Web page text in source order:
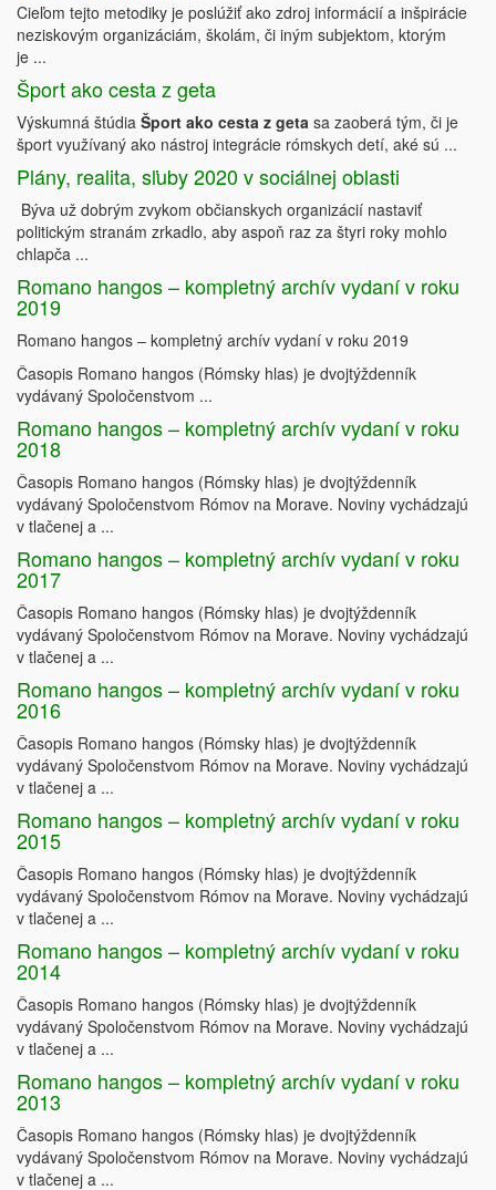
Cieľom tejto metodiky je poslúžiť ako zdroj informácií a inšpirácie
neziskovým organizáciám, školám, či iným subjektom, ktorým
je ...
Šport ako cesta z geta
Výskumná štúdia Šport ako cesta z geta sa zaoberá tým, či je
šport využívaný ako nástroj integrácie rómskych detí, aké sú ...
Plány, realita, sľuby 2020 v sociálnej oblasti
Býva už dobrým zvykom občianskych organizácií nastaviť
politickým stranám zrkadlo, aby aspoň raz za štyri roky mohlo
chlapča ...
Romano hangos – kompletný archív vydaní v roku
2019
Romano hangos – kompletný archív vydaní v roku 2019
Časopis Romano hangos (Rómsky hlas) je dvojtýždenník
vydávaný Spoločenstvom ...
Romano hangos – kompletný archív vydaní v roku
2018
Časopis Romano hangos (Rómsky hlas) je dvojtýždenník
vydávaný Spoločenstvom Rómov na Morave. Noviny vychádzajú
v tlačenej a ...
Romano hangos – kompletný archív vydaní v roku
2017
Časopis Romano hangos (Rómsky hlas) je dvojtýždenník
vydávaný Spoločenstvom Rómov na Morave. Noviny vychádzajú
v tlačenej a ...
Romano hangos – kompletný archív vydaní v roku
2016
Časopis Romano hangos (Rómsky hlas) je dvojtýždenník
vydávaný Spoločenstvom Rómov na Morave. Noviny vychádzajú
v tlačenej a ...
Romano hangos – kompletný archív vydaní v roku
2015
Časopis Romano hangos (Rómsky hlas) je dvojtýždenník
vydávaný Spoločenstvom Rómov na Morave. Noviny vychádzajú
v tlačenej a ...
Romano hangos – kompletný archív vydaní v roku
2014
Časopis Romano hangos (Rómsky hlas) je dvojtýždenník
vydávaný Spoločenstvom Rómov na Morave. Noviny vychádzajú
v tlačenej a ...
Romano hangos – kompletný archív vydaní v roku
2013
Časopis Romano hangos (Rómsky hlas) je dvojtýždenník
vydávaný Spoločenstvom Rómov na Morave. Noviny vychádzajú
v tlačenej a ...